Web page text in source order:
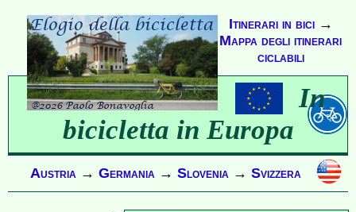
Itinerari in bici→
Mappa degli itinerari
ciclabili
In
bicicletta in Europa
Austria→ Germania→ Slovenia→ Svizzera